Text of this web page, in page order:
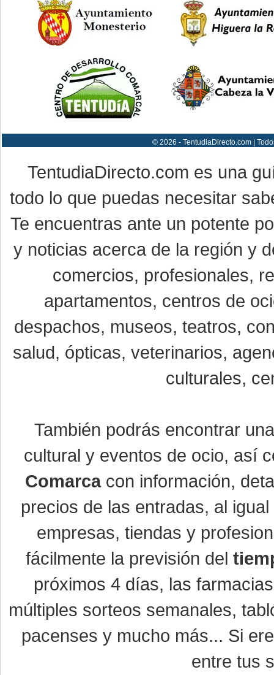
© 2026 - TentudiaDirecto.com |
TentudiaDirecto.com es una
todo lo que puedas necesitar
Te encuentras ante un potente
y noticias acerca de la región y
comercios, profesionales,
apartamentos, centros de
despachos, museos, teatros,
salud, ópticas, veterinarios,
culturales,
También podrás encontrar
cultural y eventos de ocio, así
Comarcacon información,
precios de las entradas, al
empresas, tiendas y
fácilmente la previsión del
próximos 4 días, las
múltiples sorteos semanales,
pacenses y mucho más... Si
entre tus